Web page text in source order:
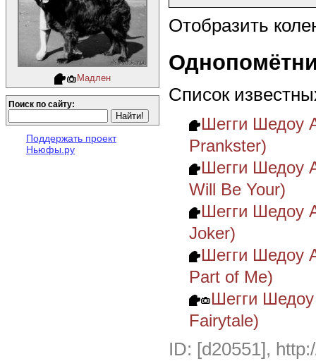
Мадлен
Поиск по сайту:
Поддержать проект
Ньюфы.ру
Отобразить
Список
Шегги Шедоу
Prankster)
Шегги Шедоу
Will Be Your)
Шегги Шедоу
Joker)
Шегги Шедоу
Part of Me)
Шегги
Fairytale)
ID: [d20551],